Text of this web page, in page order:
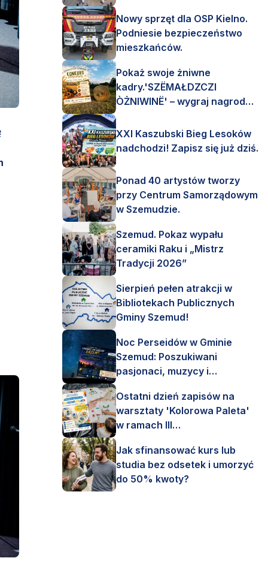
Nowy sprzęt dla OSP Kielno.
Podniesie bezpieczeństwo
mieszkańców.
Pokaż swoje żniwne
kadry.'SZËMAŁDZCZI
ÒŻNIWINË' – wygraj nagrody
XXI Kaszubski Bieg Lesoków
nadchodzi! Zapisz się już dziś.
Ponad 40 artystów tworzy
przy Centrum Samorządowym
w Szemudzie.
Szemud. Pokaz wypału
ceramiki Raku i „Mistrz
Tradycji 2026”
Sierpień pełen atrakcji w
Bibliotekach Publicznych
Gminy Szemud!
Noc Perseidów w Gminie
Szemud: Poszukiwani
pasjonaci, muzycy i
Ostatni dzień zapisów na
warsztaty 'Kolorowa Paleta'
w ramach III
Artystycznego.
Jak sfinansować kurs lub
studia bez odsetek i umorzyć
do 50% kwoty?